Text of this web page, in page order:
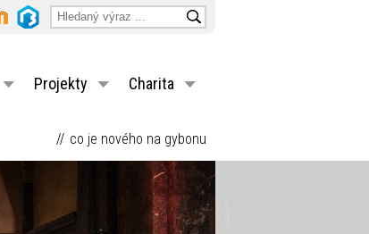
Projekty Charita
co je nového na gybonu